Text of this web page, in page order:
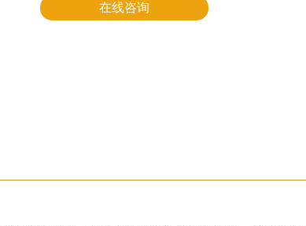
在线咨询